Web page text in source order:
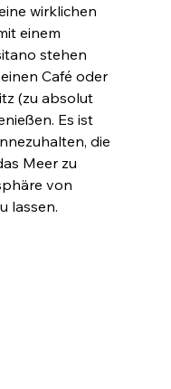
wirklichen
einem
stehen
Café oder
(zu absolut
Es ist
die
Meer zu
von
lassen.